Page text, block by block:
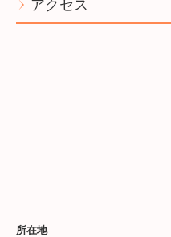
アクセス
所在地